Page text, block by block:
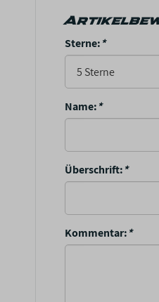
Sterne:*
Name:*
Überschrift:*
Kommentar:*